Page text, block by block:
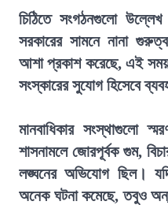
চিঠিতে সংগঠনগুলো উল্লেখ
সরকারের সামনে নানা
আশা প্রকাশ করেছে, এই সময়কে
সংস্কারের সুযোগ হিসেবে
মানবাধিকার সংস্থাগুলো
শাসনামলে জোরপূর্বক গুম,
লঙ্ঘনের অভিযোগ ছিল।
অনেক ঘটনা কমেছে, তবুও